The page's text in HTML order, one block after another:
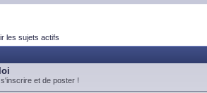
les sujets actifs
et de poster !